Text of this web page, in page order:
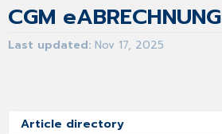
CGM eABRECHNUNG
Last updated Nov 17, 2025
Article directory